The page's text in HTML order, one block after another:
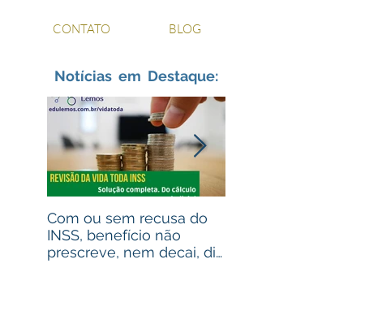
CONTATO BLOG
Notícias em Destaque:
Com ou sem recusa do
INSS, benefício não
prescreve, nem decai, diz